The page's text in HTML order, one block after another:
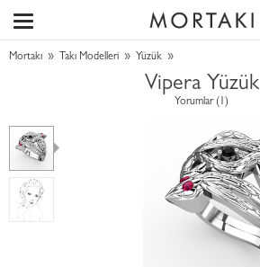
Mortakı » Takı Modelleri » Yüzük »
Vipera Yüzük
Yorumlar (1)